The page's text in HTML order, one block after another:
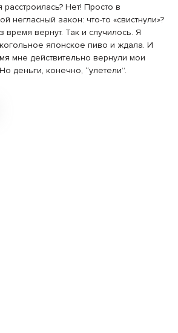
Нет! Просто в
негласный закон: что-то «свистнули»?
вернут. Так и случилось. Я
японское пиво и ждала. И
мне действительно вернули мои
деньги, конечно, “улетели”.